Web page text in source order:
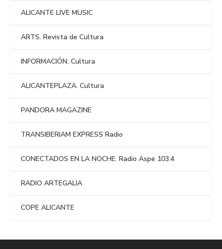
ALICANTE LIVE MUSIC
ARTS. Revista de Cultura
INFORMACIÓN. Cultura
ALICANTEPLAZA. Cultura
PANDORA MAGAZINE
TRANSIBERIAM EXPRESS Radio
CONECTADOS EN LA NOCHE. Radio Aspe 103.4
RADIO ARTEGALIA
COPE ALICANTE